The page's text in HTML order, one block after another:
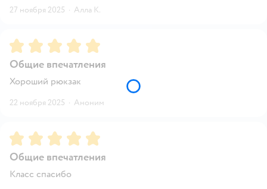
27 ноября 2025 · Алла К.
Рейтинг:5
Общие впечатления
Хороший рюкзак
22 ноября 2025 · Аноним
Рейтинг:5
Общие впечатления
Класс спасибо